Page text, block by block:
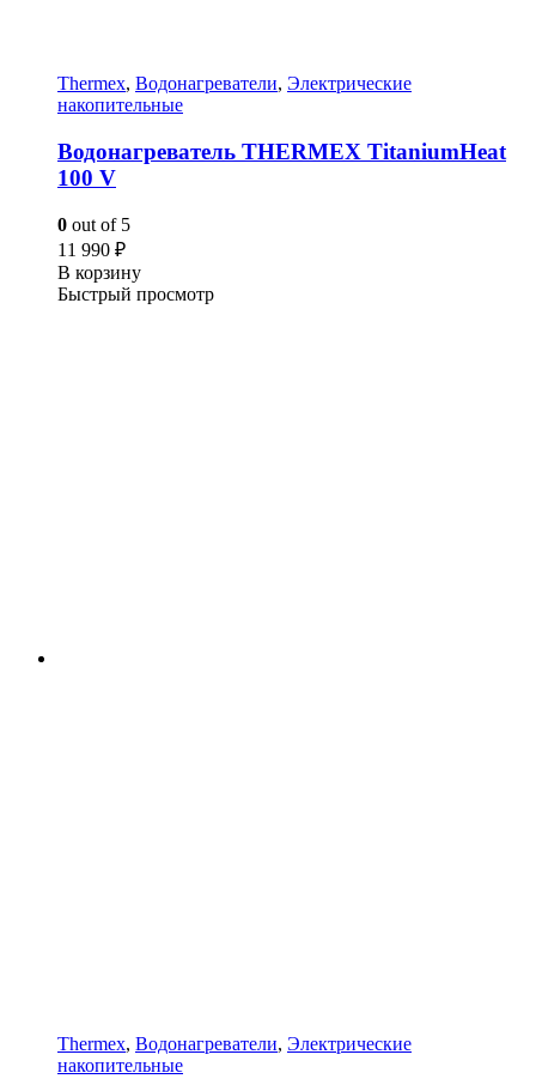
Thermex, Водонагреватели, Электрические
накопительные
Водонагреватель THERMEX TitaniumHeat
100 V
0 out of 5
11 990 ₽
В корзину
Быстрый просмотр
Thermex, Водонагреватели, Электрические
накопительные